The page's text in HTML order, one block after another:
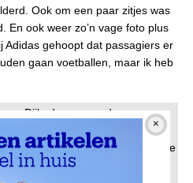
Ook om een paar zitjes was
En ook weer zo’n vage foto plus
Adidas gehoopt dat passagiers er
gaan voetballen, maar ik heb
Dijk, de aanvoerder van
is. Ook bij AT5 wisten ze dat
na de overwinning op Turkije
Het leek hen leuk om dat op